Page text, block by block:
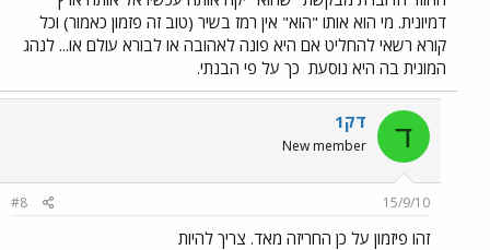
דמיונית. מי הוא אותו "הוא" אין רמז בשיר (טוב זה פזמון כאמור) וכל
קורא רשאי להחליט אם היא פונה לאהובה או לבורא עולם או... לנהג
המונית בה היא נוסעת כך על פי הבנתי.
ד דק1
New member
15/9/10
#8
זהו פיזמון על כן החריזה מאד. צריך להיות